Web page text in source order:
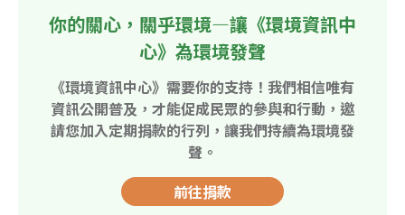
你的關心，關乎環境—讓《環境資訊中
心》為環境發聲
《環境資訊中心》需要你的支持！我們相信唯有
資訊公開普及，才能促成民眾的參與和行動，邀
請您加入定期捐款的行列，讓我們持續為環境發
聲。
前往捐款